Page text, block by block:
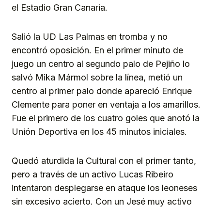
el Estadio Gran Canaria.
Salió la UD Las Palmas en tromba y no
encontró oposición. En el primer minuto de
juego un centro al segundo palo de Pejiño lo
salvó Mika Mármol sobre la línea, metió un
centro al primer palo donde apareció Enrique
Clemente para poner en ventaja a los amarillos.
Fue el primero de los cuatro goles que anotó la
Unión Deportiva en los 45 minutos iniciales.
Quedó aturdida la Cultural con el primer tanto,
pero a través de un activo Lucas Ribeiro
intentaron desplegarse en ataque los leoneses
sin excesivo acierto. Con un Jesé muy activo